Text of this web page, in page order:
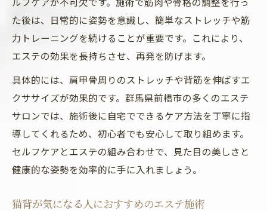
た後は、日常的に姿勢を意識し、簡単なストレッチや筋
力トレーニングを続けることが重要です。これにより、
エステの効果を長持ちさせ、再発を防げます。
具体的には、肩甲骨周りのストレッチや背筋を伸ばすエ
クササイズが効果的です。群馬県前橋市の多くのエステ
サロンでは、施術後に自宅でできるケア方法を丁寧に指
導してくれるため、初心者でも安心して取り組めます。
セルフケアとエステの組み合わせで、見た目の美しさと
健康的な姿勢を効率的に手に入れましょう。
猫背が気になる人におすすめのエステ施術